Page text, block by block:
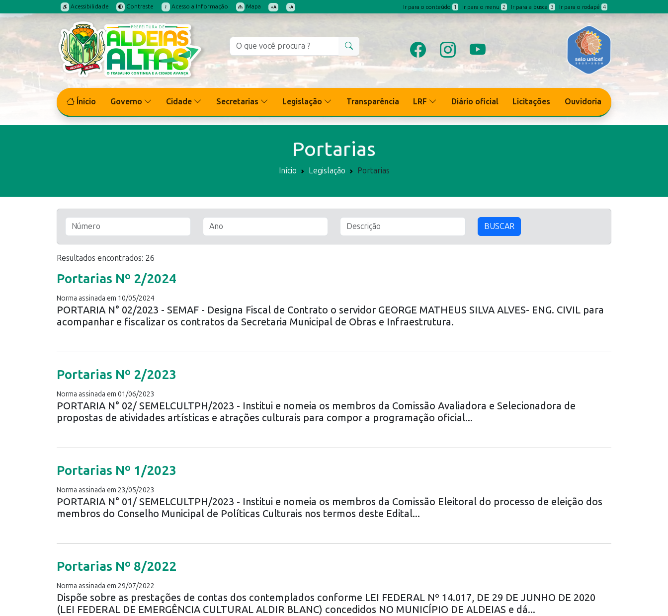
Acessibilidade Contraste Acesso a Informação Mapa +A -A Ir para o conteúdo 1 Ir para o menu 2 Ir para a busca 3 Ir para o rodapé 4
Ínicio Governo Cidade Secretarias Legislação Transparência LRF Diário oficial Licitações Ouvidoria
Portarias
Início Legislação Portarias
BUSCAR
Resultados encontrados: 26
Portarias Nº 2/2024
Norma assinada em 10/05/2024
PORTARIA N° 02/2023 - SEMAF - Designa Fiscal de Contrato o servidor GEORGE MATHEUS SILVA ALVES- ENG. CIVIL para
acompanhar e fiscalizar os contratos da Secretaria Municipal de Obras e Infraestrutura.
Portarias Nº 2/2023
Norma assinada em 01/06/2023
PORTARIA N° 02/ SEMELCULTPH/2023 - Institui e nomeia os membros da Comissão Avaliadora e Selecionadora de
propostas de atividades artísticas e atrações culturais para compor a programação oficial...
Portarias Nº 1/2023
Norma assinada em 23/05/2023
PORTARIA N° 01/ SEMELCULTPH/2023 - Institui e nomeia os membros da Comissão Eleitoral do processo de eleição dos
membros do Conselho Municipal de Políticas Culturais nos termos deste Edital...
Portarias Nº 8/2022
Norma assinada em 29/07/2022
Dispõe sobre as prestações de contas dos contemplados conforme LEI FEDERAL Nº 14.017, DE 29 DE JUNHO DE 2020
(LEI FEDERAL DE EMERGÊNCIA CULTURAL ALDIR BLANC) concedidos NO MUNICÍPIO DE ALDEIAS e dá...